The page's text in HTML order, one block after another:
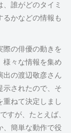
誰がどのタイミ
るかなどの情報も
際の俳優の動きを
様々な情報を集め
出の渡辺敬彦さん
示されたので、そ
重ねて決定しまし
すが、たとえば、
、簡単な動作で役